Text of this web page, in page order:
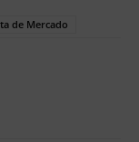
de Mercado